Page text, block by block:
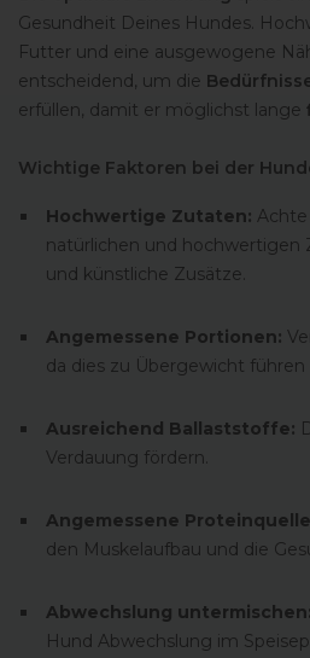
Gesundheit Deines Hundes.
Futter und eine ausgewogene
entscheidend, um die
erfüllen, damit er möglichst lange
Wichtige Faktoren bei der
Hochwertige Zutaten:
natürlichen und hochwertigen
und künstliche Zusätze.
Angemessene Portionen:
da dies zu Übergewicht führen
Ausreichend Ballaststoffe:
Verdauung fördern.
Angemessene
den Muskelaufbau und die
Abwechslung untermischen:
Hund Abwechslung im